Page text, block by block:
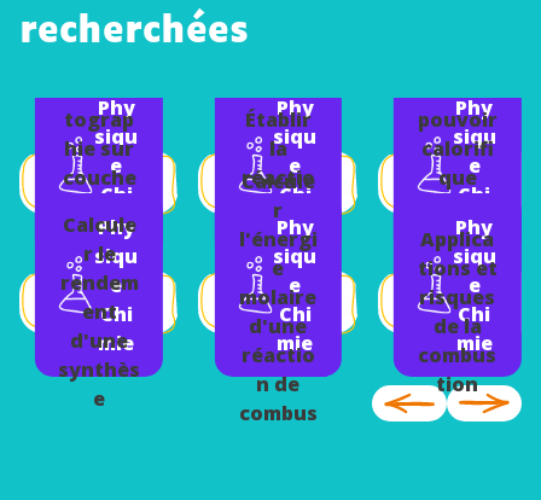
recherchées
Phy
siqu
e
Chi
mie
Réaliser
tograp
hie sur
couche
Premièr
e-
Physiqu
e
Chimie
Phy
siqu
e
Chi
mie
Calcule
r le
rendem
ent
d'une
synthès
e
Phy
siqu
e
Chi
mie
Établir
la
réactio
n de
combus
tion
Phy
siqu
e
Chi
mie
Calcule
r
l'énergi
e
molaire
d'une
réactio
n de
combus
Phy
siqu
e
Chi
mie
pouvoir
calorifi
que
ue
d'une
combus
tion
Phy
siqu
e
Chi
mie
Applica
tions et
risques
de la
combus
tion